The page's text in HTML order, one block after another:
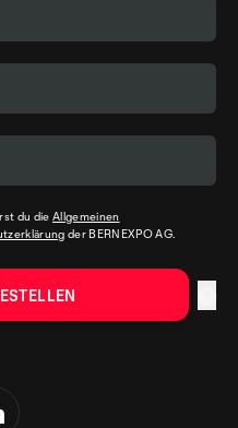
du dieAllgemeinen
der BERNEXPO AG.